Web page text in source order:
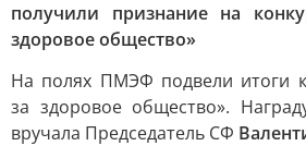
получили признание на
здоровое общество»
На полях ПМЭФ подвели итоги
за здоровое общество».
вручала Председатель СФ